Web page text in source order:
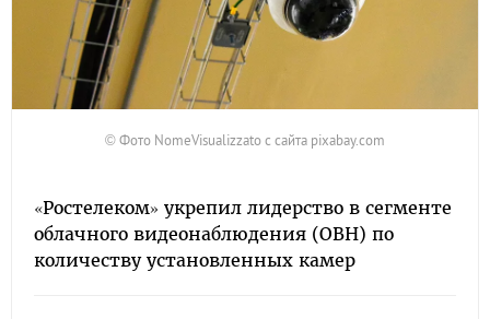
© Фото NomeVisualizzato с сайта pixabay.com
«Ростелеком» укрепил лидерство в сегменте
облачного видеонаблюдения (ОВН) по
количеству установленных камер